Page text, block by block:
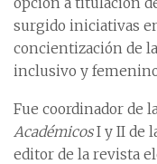
surgido iniciativas
concientización de
inclusivo y
Fue coordinador de
AcadémicosI y II de
editor de la revista